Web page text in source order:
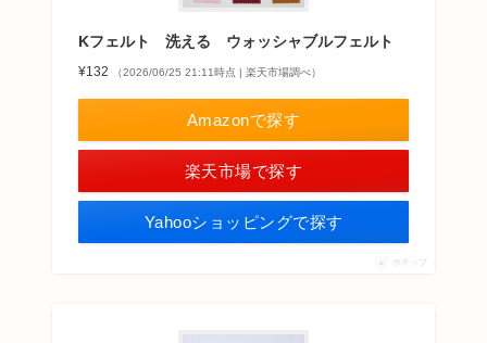
Kフェルト 洗える ウォッシャブルフェルト
¥132 （2026/06/25 21:11時点 | 楽天市場調べ）
Amazonで探す
楽天市場で探す
Yahooショッピングで探す
ポチップ